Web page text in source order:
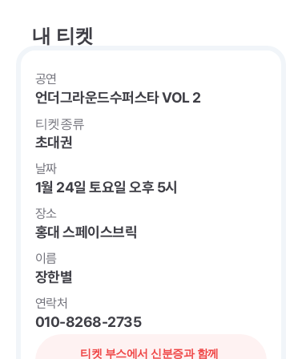
내 티켓
공연
언더그라운드수퍼스타 VOL 2
티켓종류
초대권
날짜
1월 24일 토요일 오후 5시
장소
홍대 스페이스브릭
이름
장한별
연락처
010-8268-2735
티켓 부스에서 신분증과 함께